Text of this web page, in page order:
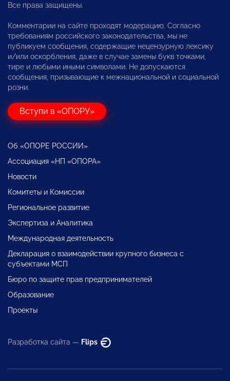
Все права защищены.
Комментарии на сайте проходят модерацию. Согласно
требованиям российского законодательства, мы не
публикуем сообщения, содержащие нецензурную лексику
и/или оскорбления, даже в случае замены букв точками,
тире и любыми иными символами. Не допускаются
сообщения, призывающие к межнациональной и социальной
розни.
Вступи в «ОПОРУ»
Об «ОПОРЕ РОССИИ»
Ассоциация «НП «ОПОРА»
Новости
Комитеты и Комиссии
Региональное развитие
Экспертиза и Аналитика
Международная деятельность
Декларация о взаимодействии крупного бизнеса с
субъектами МСП
Бюро по защите прав предпринимателей
Образование
Проекты
Разработка сайта — Flips